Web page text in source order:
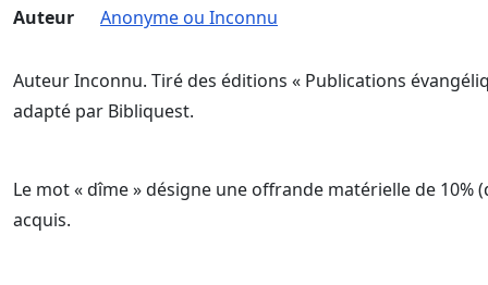
Auteur Anonyme ou Inconnu
Auteur Inconnu. Tiré des éditions « Publications
adapté par Bibliquest.
Le mot « dîme » désigne une offrande matérielle de 10%
acquis.